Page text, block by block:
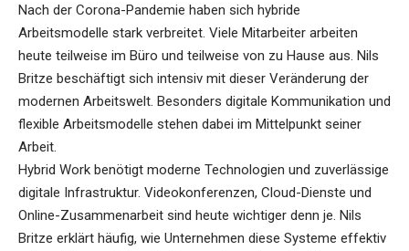
Nach der Corona-Pandemie haben sich hybride
Arbeitsmodelle stark verbreitet. Viele Mitarbeiter arbeiten
heute teilweise im Büro und teilweise von zu Hause aus. Nils
Britze beschäftigt sich intensiv mit dieser Veränderung der
modernen Arbeitswelt. Besonders digitale Kommunikation und
flexible Arbeitsmodelle stehen dabei im Mittelpunkt seiner
Arbeit.
Hybrid Work benötigt moderne Technologien und zuverlässige
digitale Infrastruktur. Videokonferenzen, Cloud-Dienste und
Online-Zusammenarbeit sind heute wichtiger denn je. Nils
Britze erklärt häufig, wie Unternehmen diese Systeme effektiv